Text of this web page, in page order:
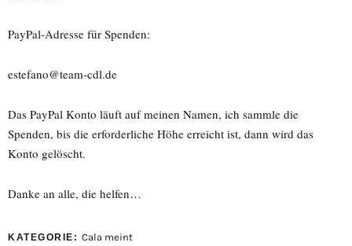
PayPal-Adresse für Spenden:
estefano@team-cdl.de
Das PayPal Konto läuft auf meinen Namen, ich sammle die
Spenden, bis die erforderliche Höhe erreicht ist, dann wird das
Konto gelöscht.
Danke an alle, die helfen…
KATEGORIE: Cala meint